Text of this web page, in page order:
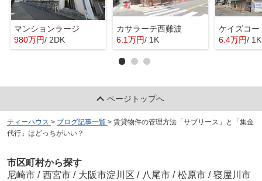
マンションラージ
980万円/ 2DK
カサラーテ西難波
6.1万円/ 1K
ケイズコー
6.4万円/ 1K
ページトップへ
ティーハウス > ブログ記事一覧 > 賃貸物件の管理方法「サブリース」と「集金
代行」はどっちがいい？
市区町村から探す
尼崎市 / 西宮市 / 大阪市淀川区 / 八尾市 / 松原市 / 寝屋川市